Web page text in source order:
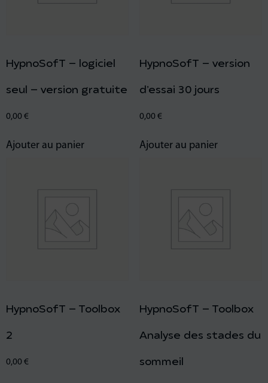
HypnoSofT – logiciel
seul – version gratuite
0,00 €
Ajouter au panier
HypnoSofT – version
d’essai 30 jours
0,00 €
Ajouter au panier
HypnoSofT – Toolbox
2
0,00 €
HypnoSofT – Toolbox
Analyse des stades du
sommeil